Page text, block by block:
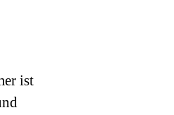
ist